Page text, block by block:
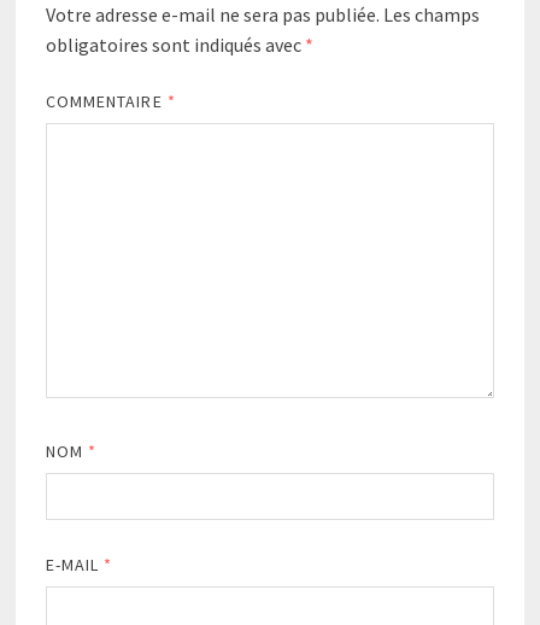
Votre adresse e-mail ne sera pas publiée. Les champs
obligatoires sont indiqués avec *
COMMENTAIRE *
NOM *
E-MAIL *